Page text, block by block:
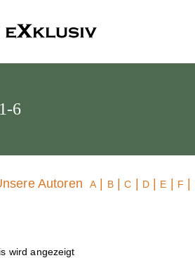
6
AutorenA| B|C D E F
wird angezeigt